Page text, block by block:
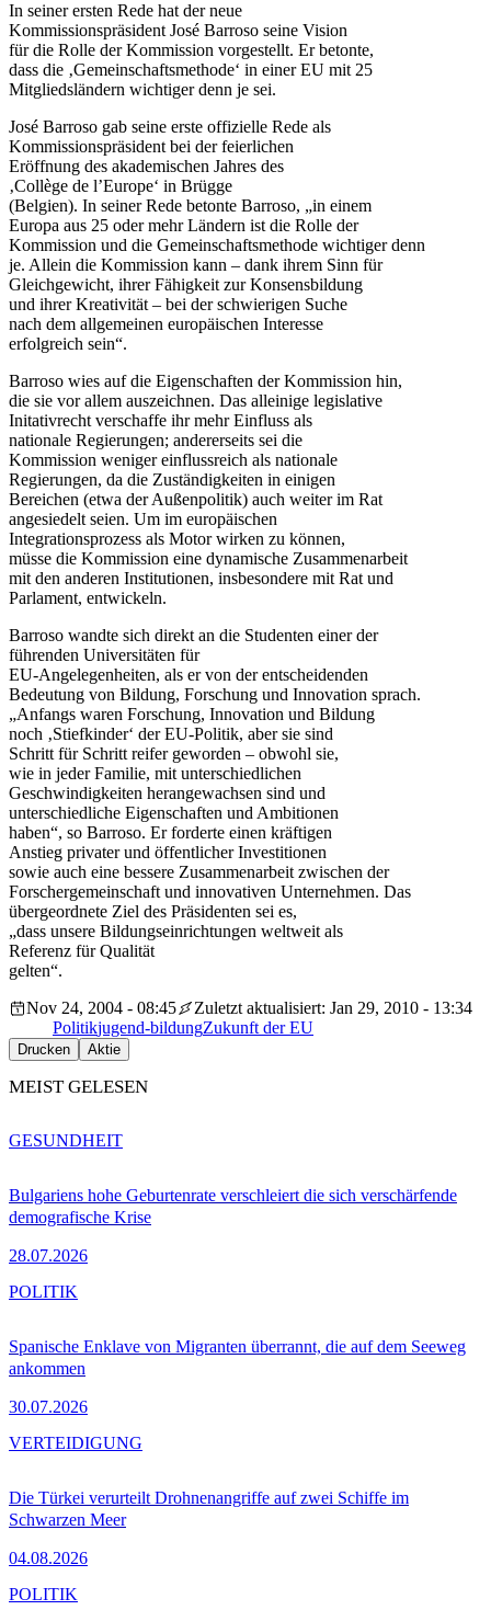
In seiner ersten Rede hat der neue
Kommissionspräsident José Barroso seine Vision
für die Rolle der Kommission vorgestellt. Er betonte,
dass die ‚Gemeinschaftsmethode‘ in einer EU mit 25
Mitgliedsländern wichtiger denn je sei.
José Barroso gab seine erste offizielle Rede als
Kommissionspräsident bei der feierlichen
Eröffnung des akademischen Jahres des
‚Collège de l’Europe‘ in Brügge
(Belgien). In seiner Rede betonte Barroso, „in einem
Europa aus 25 oder mehr Ländern ist die Rolle der
Kommission und die Gemeinschaftsmethode wichtiger denn
je. Allein die Kommission kann – dank ihrem Sinn für
Gleichgewicht, ihrer Fähigkeit zur Konsensbildung
und ihrer Kreativität – bei der schwierigen Suche
nach dem allgemeinen europäischen Interesse
erfolgreich sein“.
Barroso wies auf die Eigenschaften der Kommission hin,
die sie vor allem auszeichnen. Das alleinige legislative
Initativrecht verschaffe ihr mehr Einfluss als
nationale Regierungen; andererseits sei die
Kommission weniger einflussreich als nationale
Regierungen, da die Zuständigkeiten in einigen
Bereichen (etwa der Außenpolitik) auch weiter im Rat
angesiedelt seien. Um im europäischen
Integrationsprozess als Motor wirken zu können,
müsse die Kommission eine dynamische Zusammenarbeit
mit den anderen Institutionen, insbesondere mit Rat und
Parlament, entwickeln.
Barroso wandte sich direkt an die Studenten einer der
führenden Universitäten für
EU-Angelegenheiten, als er von der entscheidenden
Bedeutung von Bildung, Forschung und Innovation sprach.
„Anfangs waren Forschung, Innovation und Bildung
noch ‚Stiefkinder‘ der EU-Politik, aber sie sind
Schritt für Schritt reifer geworden – obwohl sie,
wie in jeder Familie, mit unterschiedlichen
Geschwindigkeiten herangewachsen sind und
unterschiedliche Eigenschaften und Ambitionen
haben“, so Barroso. Er forderte einen kräftigen
Anstieg privater und öffentlicher Investitionen
sowie auch eine bessere Zusammenarbeit zwischen der
Forschergemeinschaft und innovativen Unternehmen. Das
übergeordnete Ziel des Präsidenten sei es,
„dass unsere Bildungseinrichtungen weltweit als
Referenz für Qualität
gelten“.
Nov 24, 2004 - 08:45
Zuletzt aktualisiert: Jan 29, 2010 - 13:34
Politikjugend-bildungZukunft der EU
Drucken Aktie
MEIST GELESEN
Bulgariens hohe Geburtenrate verschleiert die sich verschärfende
demografische Krise
28.07.2026
GESUNDHEIT
Spanische Enklave von Migranten überrannt, die auf dem Seeweg
ankommen
30.07.2026
POLITIK
Die Türkei verurteilt Drohnenangriffe auf zwei Schiffe im
Schwarzen Meer
04.08.2026
VERTEIDIGUNG
POLITIK